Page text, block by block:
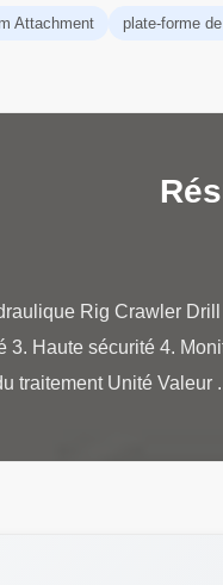
Attachment plate-forme
Rig Crawler
3. Haute sécurité 4.